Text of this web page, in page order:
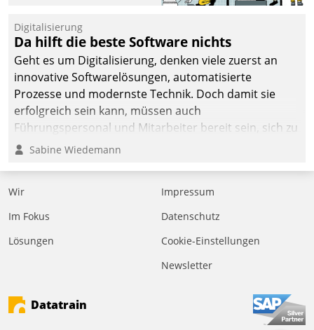
Jahresbeginn eine
Überblick, Einsicht und
Eingriff bietende Lösung.
Zur Entwicklung setzte
man auf
Cloudtechnologie,
bewährte und Startup-
agile Projektmethoden.
Digitalisierung
Da hilft die beste Software nichts
Geht es um Digitalisierung, denken viele zuerst an
innovative Softwarelösungen, automatisierte
Prozesse und modernste Technik. Doch damit sie
erfolgreich sein kann, müssen auch
Führungspersonal und Mitarbeiter bereit sein, sich zu
verändern und anzupassen, sonst werden sie an ihr
Sabine Wiedemann
Wir
Im Fokus
Lösungen
Impressum
Datenschutz
Cookie-Einstellungen
Newsletter
Datatrain